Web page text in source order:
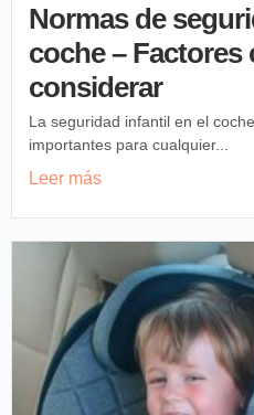
Normas de
coche – Factores
considerar
La seguridad infantil en el
importantes para cualquier...
Leer más